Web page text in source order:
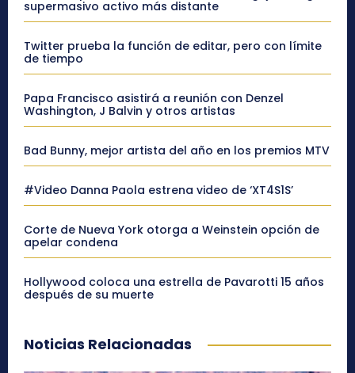
supermasivo activo más distante
Twitter prueba la función de editar, pero con límite
de tiempo
Papa Francisco asistirá a reunión con Denzel
Washington, J Balvin y otros artistas
Bad Bunny, mejor artista del año en los premios MTV
#Video Danna Paola estrena video de ‘XT4S1S’
Corte de Nueva York otorga a Weinstein opción de
apelar condena
Hollywood coloca una estrella de Pavarotti 15 años
después de su muerte
Noticias Relacionadas